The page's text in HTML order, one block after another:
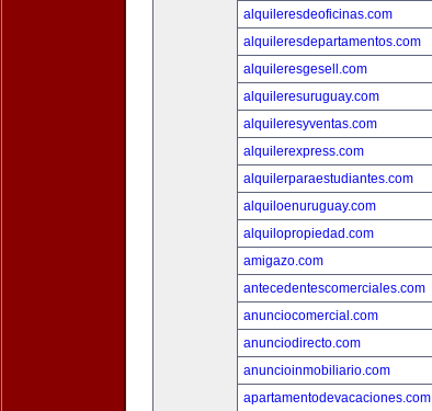
alquileresdeoficinas.com
alquileresdepartamentos.com
alquileresgesell.com
alquileresuruguay.com
alquileresyventas.com
alquilerexpress.com
alquilerparaestudiantes.com
alquiloenuruguay.com
alquilopropiedad.com
amigazo.com
antecedentescomerciales.com
anunciocomercial.com
anunciodirecto.com
anuncioinmobiliario.com
apartamentodevacaciones.com